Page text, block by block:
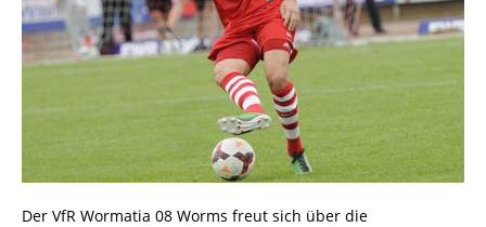
Der VfR Wormatia 08 Worms freut sich über die